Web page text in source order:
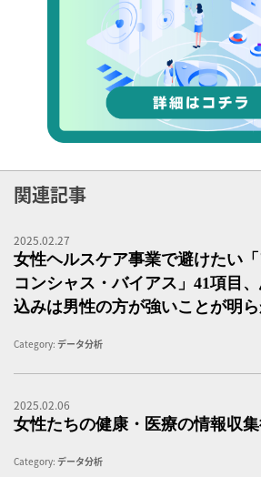
関連記事
2025.02.27
女性ヘルスケア事業で避けたい
コンシャス・バイアス」41項目
込みは男性の方が強いことが明
Category: データ分析
2025.02.06
女性たちの健康・医療の情報収
Category: データ分析